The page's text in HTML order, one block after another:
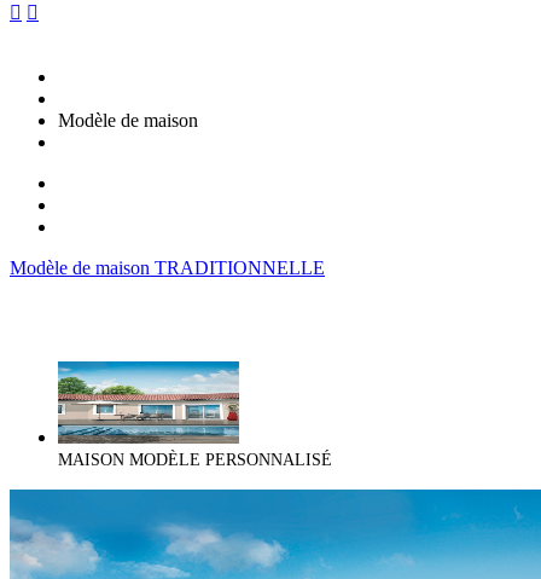
 
Modèle de maison
Modèle de maison TRADITIONNELLE
MAISON MODÈLE PERSONNALISÉ